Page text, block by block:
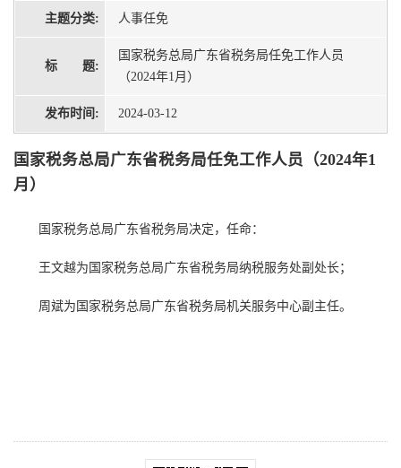
主题分类: 人事任免
标 题:
国家税务总局广东省税务局任免工作人员
（2024年1月）
发布时间: 2024-03-12
国家税务总局广东省税务局任免工作人员（2024年1
月）
国家税务总局广东省税务局决定，任命：
王文越为国家税务总局广东省税务局纳税服务处副处长；
周斌为国家税务总局广东省税务局机关服务中心副主任。